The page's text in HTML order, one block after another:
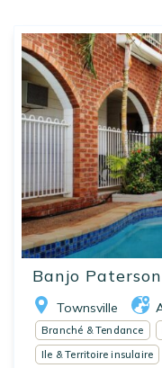
Banjo
Townsville
Branché & Tendance
Ile & Territoire insulaire